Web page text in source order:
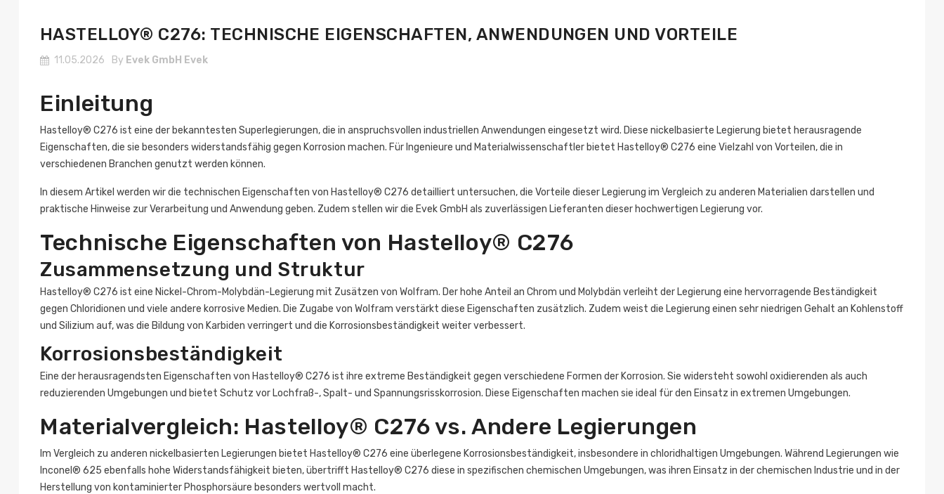
HASTELLOY® C276: TECHNISCHE EIGENSCHAFTEN, ANWENDUNGEN UND VORTEILE
11.05.2026 By Evek GmbH Evek
Einleitung
Hastelloy® C276 ist eine der bekanntesten Superlegierungen, die in anspruchsvollen industriellen Anwendungen eingesetzt wird. Diese nickelbasierte Legierung bietet herausragende
Eigenschaften, die sie besonders widerstandsfähig gegen Korrosion machen. Für Ingenieure und Materialwissenschaftler bietet Hastelloy® C276 eine Vielzahl von Vorteilen, die in
verschiedenen Branchen genutzt werden können.
In diesem Artikel werden wir die technischen Eigenschaften von Hastelloy® C276 detailliert untersuchen, die Vorteile dieser Legierung im Vergleich zu anderen Materialien darstellen und
praktische Hinweise zur Verarbeitung und Anwendung geben. Zudem stellen wir die Evek GmbH als zuverlässigen Lieferanten dieser hochwertigen Legierung vor.
Technische Eigenschaften von Hastelloy® C276
Zusammensetzung und Struktur
Hastelloy® C276 ist eine Nickel-Chrom-Molybdän-Legierung mit Zusätzen von Wolfram. Der hohe Anteil an Chrom und Molybdän verleiht der Legierung eine hervorragende Beständigkeit
gegen Chloridionen und viele andere korrosive Medien. Die Zugabe von Wolfram verstärkt diese Eigenschaften zusätzlich. Zudem weist die Legierung einen sehr niedrigen Gehalt an Kohlenstoff
und Silizium auf, was die Bildung von Karbiden verringert und die Korrosionsbeständigkeit weiter verbessert.
Korrosionsbeständigkeit
Eine der herausragendsten Eigenschaften von Hastelloy® C276 ist ihre extreme Beständigkeit gegen verschiedene Formen der Korrosion. Sie widersteht sowohl oxidierenden als auch
reduzierenden Umgebungen und bietet Schutz vor Lochfraß-, Spalt- und Spannungsrisskorrosion. Diese Eigenschaften machen sie ideal für den Einsatz in extremen Umgebungen.
Materialvergleich: Hastelloy® C276 vs. Andere Legierungen
Im Vergleich zu anderen nickelbasierten Legierungen bietet Hastelloy® C276 eine überlegene Korrosionsbeständigkeit, insbesondere in chloridhaltigen Umgebungen. Während Legierungen wie
Inconel® 625 ebenfalls hohe Widerstandsfähigkeit bieten, übertrifft Hastelloy® C276 diese in spezifischen chemischen Umgebungen, was ihren Einsatz in der chemischen Industrie und in der
Herstellung von kontaminierter Phosphorsäure besonders wertvoll macht.